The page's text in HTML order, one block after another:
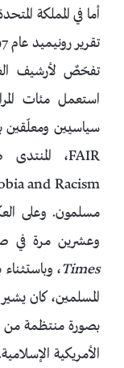
أما في المملكة
تفحّصٌ لأرشيف
استعمل مئات
سياسيين ومعلّقين
مسلمون. وعلى
وعشرين مرة في
Times،
المسلمين، كان
الأمريكية